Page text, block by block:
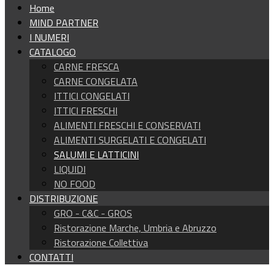
Home
MIND PARTNER
I NUMERI
CATALOGO
CARNE FRESCA
CARNE CONGELATA
ITTICI CONGELATI
ITTICI FRESCHI
ALIMENTI FRESCHI E CONSERVATI
ALIMENTI SURGELATI E CONGELATI
SALUMI E LATTICINI
LIQUIDI
NO FOOD
DISTRIBUZIONE
GRO - C&C - GROS
Ristorazione Marche, Umbria e Abruzzo
Ristorazione Collettiva
CONTATTI